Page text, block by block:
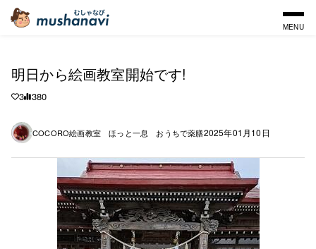
MENU
明日から絵画教室開始です!
3 380
COCORO絵画教室 ほっと一息 おうちで薬膳2025年01月10日